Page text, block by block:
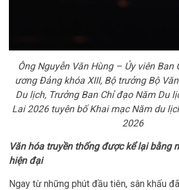
Ông Nguyễn Văn Hùng – Ủy viên Ban
ương Đảng khóa XIII, Bộ trưởng Bộ
Du lịch, Trưởng Ban Chỉ đạo Năm Du
Lai 2026 tuyên bố Khai mạc Năm du
2026
Văn hóa truyền thống được kể lại bằng
hiện đại
Ngay từ những phút đầu tiên, sân khấu